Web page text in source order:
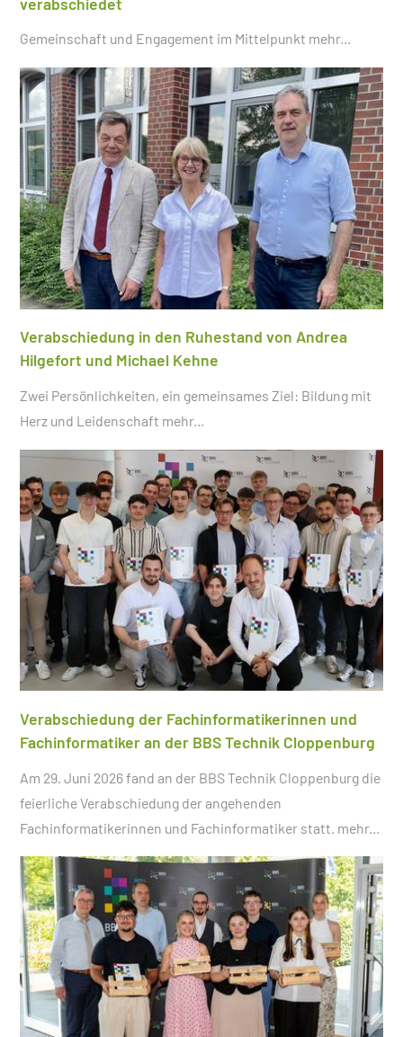
Gemeinschaft und Engagement im Mittelpunkt mehr...
Verabschiedung in den Ruhestand von Andrea
Hilgefort und Michael Kehne
Zwei Persönlichkeiten, ein gemeinsames Ziel: Bildung mit
Herz und Leidenschaft mehr...
Verabschiedung der Fachinformatikerinnen und
Fachinformatiker an der BBS Technik Cloppenburg
Am 29. Juni 2026 fand an der BBS Technik Cloppenburg die
feierliche Verabschiedung der angehenden
Fachinformatikerinnen und Fachinformatiker statt. mehr...